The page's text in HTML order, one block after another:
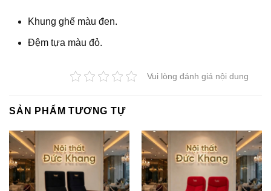
Khung ghế màu đen.
Đệm tựa màu đỏ.
Vui lòng đánh giá nội dung
SẢN PHẨM TƯƠNG TỰ